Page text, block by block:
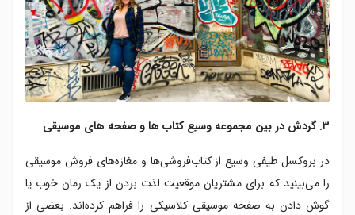
۳. گردش در بین مجموعه وسیع کتاب ها و صفحه های موسیقی
در بروکسل طیفی وسیع از کتاب‌فروشی‌ها و مغازه‌های فروش موسیقی
را می‌بینید که برای مشتریان موقعیت لذت بردن از یک رمان خوب یا
گوش دادن به صفحه موسیقی کلاسیکی را فراهم کرده‌اند. بعضی از